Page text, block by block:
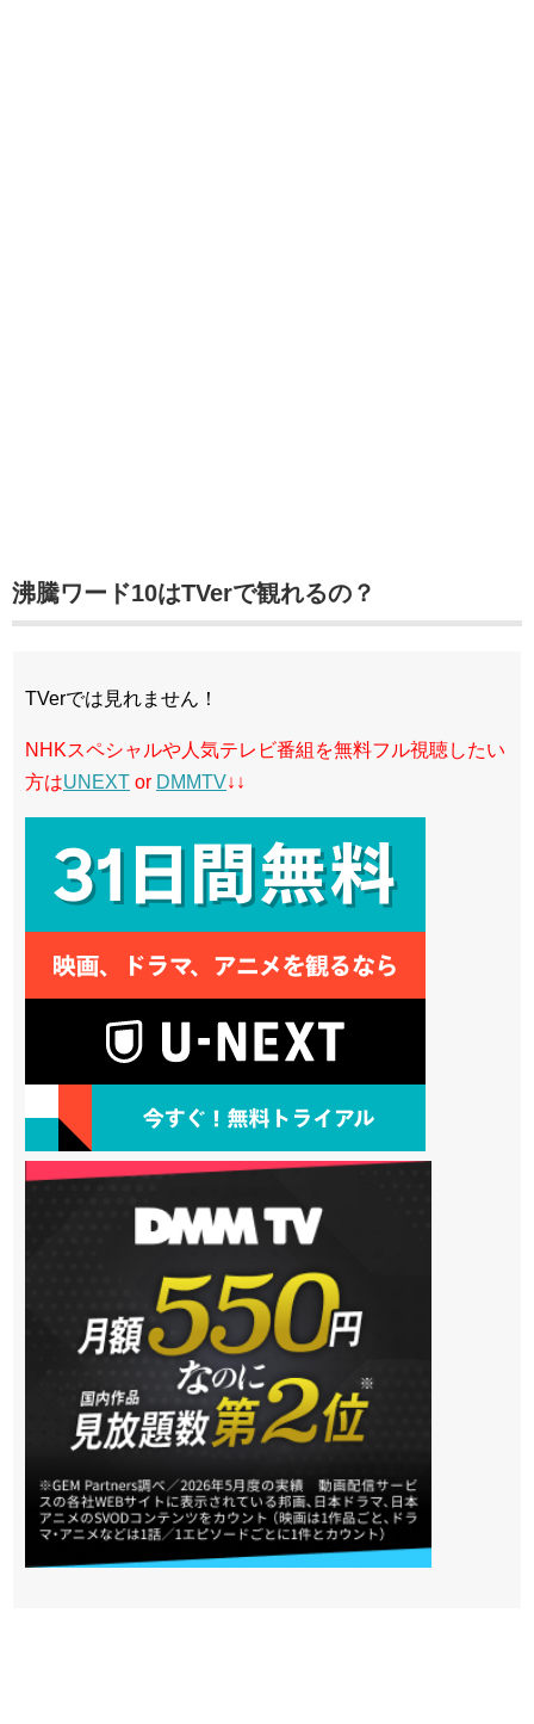
沸騰ワード10はTVerで観れるの？
TVerでは見れません！
NHKスペシャルや人気テレビ番組を無料フル視聴したい
方はUNEXT or DMMTV↓↓